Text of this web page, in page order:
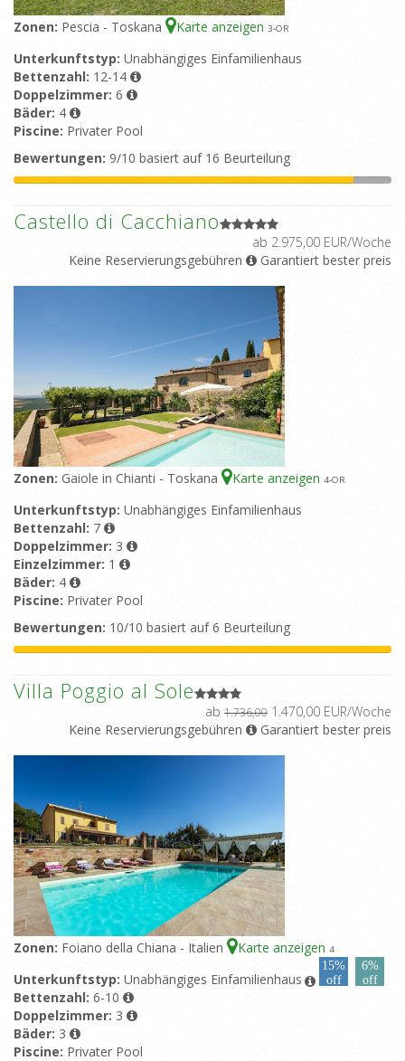
Zonen: Pescia - Toskana Karte anzeigen 3-OR
Unterkunftstyp: Unabhängiges Einfamilienhaus
Bettenzahl: 12-14
Doppelzimmer: 6
Bäder: 4
Piscine: Privater Pool
Bewertungen: 9/10 basiert auf 16 Beurteilung
Castello di Cacchiano
ab 2.975,00 EUR/Woche
Keine Reservierungsgebühren
Garantiert bester preis
Zonen: Gaiole in Chianti - Toskana Karte anzeigen 4-OR
Unterkunftstyp: Unabhängiges Einfamilienhaus
Bettenzahl: 7
Doppelzimmer: 3
Einzelzimmer: 1
Bäder: 4
Piscine: Privater Pool
Bewertungen: 10/10 basiert auf 6 Beurteilung
Villa Poggio al Sole
ab 1.736,00 1.470,00 EUR/Woche
Keine Reservierungsgebühren
Garantiert bester preis
Zonen: Foiano della Chiana - Italien Karte anzeigen 4
15%
off
6%
off
Unterkunftstyp: Unabhängiges Einfamilienhaus
Bettenzahl: 6-10
Doppelzimmer: 3
Bäder: 3
Piscine: Privater Pool